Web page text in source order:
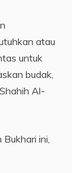
atau
untuk
budak,
Al-
ini,